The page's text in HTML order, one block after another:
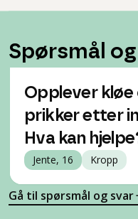
Spørsmål
Opplever kløe
prikker etter
Hva kan
Jente, 16 Kropp
Gå til spørsmål og svar